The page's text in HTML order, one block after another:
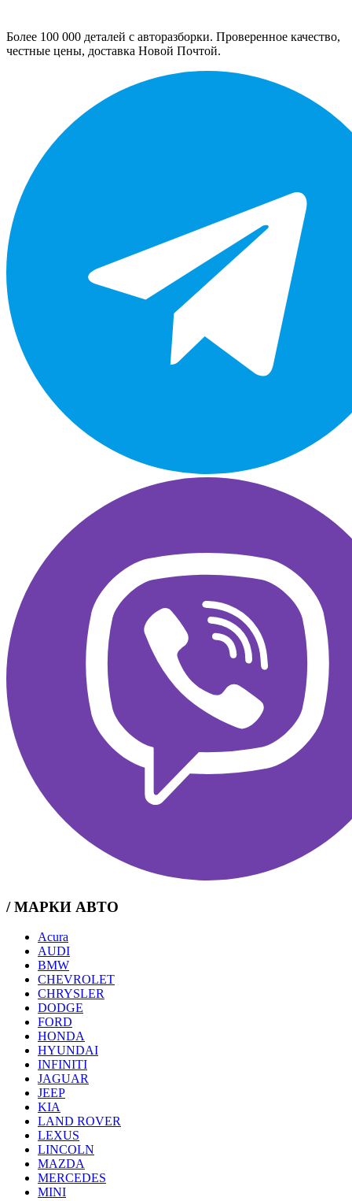
Более 100 000 деталей с авторазборки. Проверенное качество,
честные цены, доставка Новой Почтой.
/ МАРКИ АВТО
Acura
AUDI
BMW
CHEVROLET
CHRYSLER
DODGE
FORD
HONDA
HYUNDAI
INFINITI
JAGUAR
JEEP
KIA
LAND ROVER
LEXUS
LINCOLN
MAZDA
MERCEDES
MINI